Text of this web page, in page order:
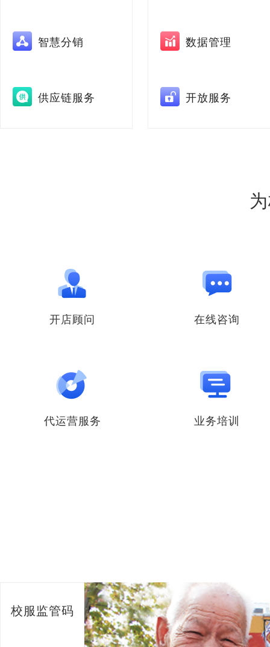
智慧分销
供应链服务
数据管理
开放服务
开店顾问 在线咨询
代运营服务 业务培训
校服监管码